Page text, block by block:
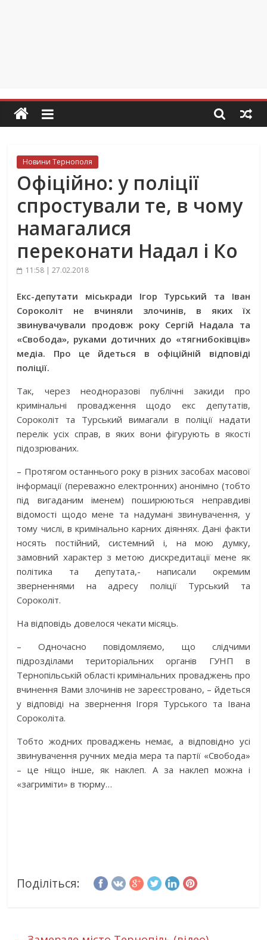
Новини Тернополя
Офіційно: у поліції
спростували те, в чому
намагалися
переконати Надал і Ко
11:58 | 27.02.2018
Екс-депутати міськради Ігор Турський та Іван
Сороколіт не вчиняли злочинів, в яких їх
звинувачували продовж року Сергій Надала та
«Свобода», руками дотичних до «тягнибоківців»
медіа. Про це йдеться в офіційній відповіді
поліції.
Так, через неодноразові публічні закиди про
кримінальні провадження щодо екс депутатів,
Сороколіт та Турський вимагали в поліції надати
перелік усіх справ, в яких вони фігурують в якості
підозрюваних.
– Протягом останнього року в різних засобах масової
інформації (переважно електронних) анонімно (тобто
під вигаданим іменем) поширюються неправдиві
відомості щодо мене та надумані звинувачення, у
тому числі, в кримінально карних діяннях. Дані факти
носять постійний, системний і, на мою думку,
замовний характер з метою дискредитації мене як
політика та депутата,- написали окремим
зверненнями на адресу поліції Турський та
Сороколіт.
На відповідь довелося чекати місяць.
– Одночасно повідомляємо, що слідчими
підрозділами територіальних органів ГУНП в
Тернопільській області кримінальних проваджень про
вчинення Вами злочинів не зареєстровано, – йдеться
у відповіді на звернення Ігоря Турського та Івана
Сороколіта.
Тобто жодних проваджень немає, а відповідно усі
звинувачення ручних медіа мера та партії «Свобода»
– це ніщо інше, як наклеп. А за наклеп можна і
«загриміти» в тюрму…
Поділіться: